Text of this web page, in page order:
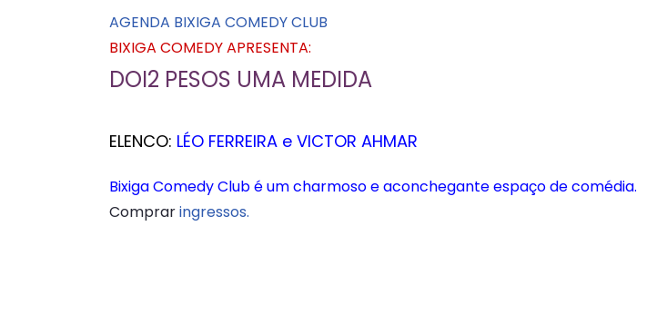
AGENDA BIXIGA COMEDY CLUB
BIXIGA COMEDY APRESENTA:
DOI2 PESOS UMA MEDIDA
ELENCO: LÉO FERREIRA e VICTOR AHMAR
Bixiga Comedy Club é um charmoso e aconchegante espaço de comédia.
Compraringressos.